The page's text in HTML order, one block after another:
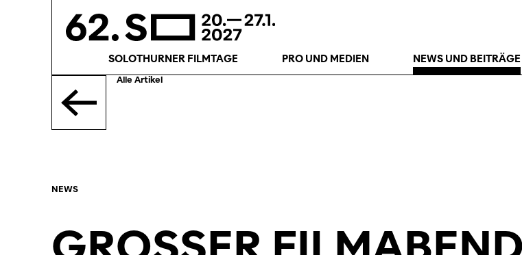
SOLOTHURNER FILMTAGE PRO UND MEDIEN NEWS UND BEITRÄGE
Alle Artikel
NEWS